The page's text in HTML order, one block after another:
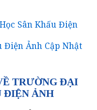
Sân Khấu Điện
Điện Ảnh Cập Nhật
TRƯỜNG ĐẠI
ĐIỆN ẢNH